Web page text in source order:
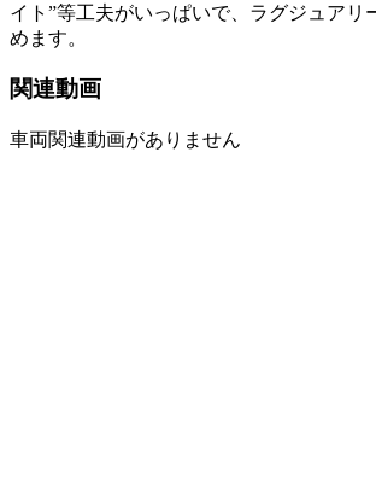
イト”等工夫がいっぱいで、ラグジュアリ
めます。
関連動画
車両関連動画がありません